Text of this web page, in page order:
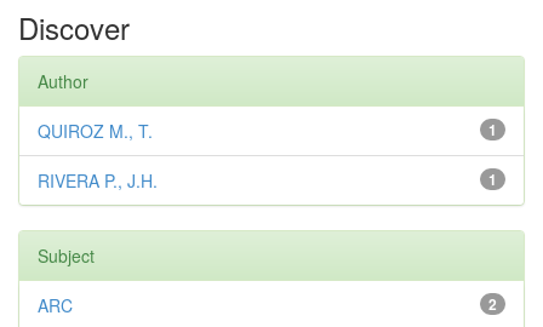
Discover
Author
1
QUIROZ M., T.
1
RIVERA P., J.H.
Subject
2
ARC